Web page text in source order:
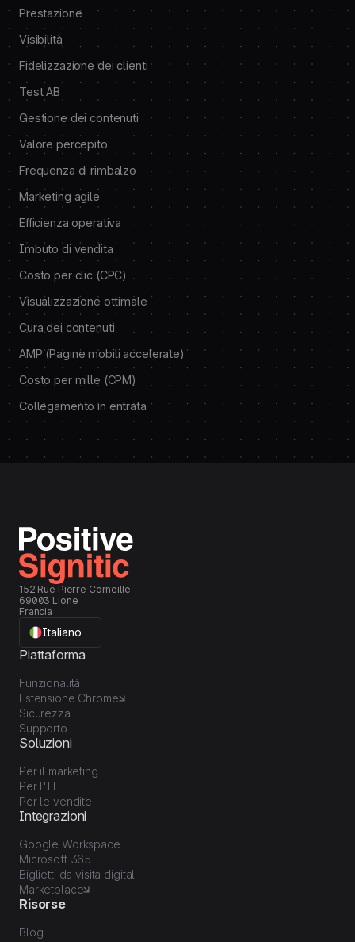
Prestazione
Visibilità
Fidelizzazione dei clienti
Test AB
Gestione dei contenuti
Valore percepito
Frequenza di rimbalzo
Marketing agile
Efficienza operativa
Imbuto di vendita
Costo per clic (CPC)
Visualizzazione ottimale
Cura dei contenuti
AMP (Pagine mobili accelerate)
Costo per mille (CPM)
Collegamento in entrata
152 Rue Pierre Corneille
69003 Lione
Francia
Italiano
Piattaforma
Funzionalità
Estensione Chrome
Sicurezza
Supporto
Soluzioni
Per il marketing
Per l'IT
Per le vendite
Integrazioni
Google Workspace
Microsoft 365
Biglietti da visita digitali
Marketplace
Risorse
Blog